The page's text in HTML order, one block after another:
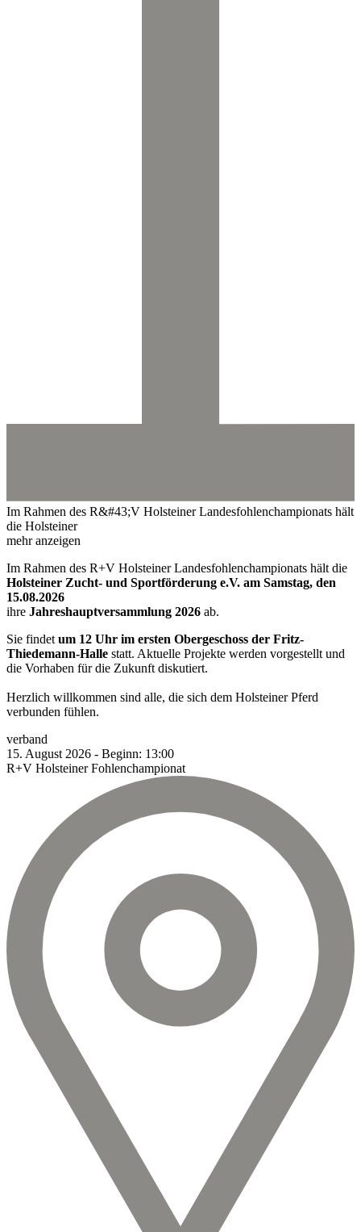
Im Rahmen des R&#43;V Holsteiner Landesfohlenchampionats hält
die Holsteiner
mehr anzeigen
Im Rahmen des R+V Holsteiner Landesfohlenchampionats hält die
Holsteiner Zucht- und Sportförderung e.V. am Samstag, den
15.08.2026
ihre Jahreshauptversammlung 2026 ab.
Sie findet um 12 Uhr im ersten Obergeschoss der Fritz-
Thiedemann-Halle statt. Aktuelle Projekte werden vorgestellt und
die Vorhaben für die Zukunft diskutiert.
Herzlich willkommen sind alle, die sich dem Holsteiner Pferd
verbunden fühlen.
verband
15. August 2026 - Beginn: 13:00
R+V Holsteiner Fohlenchampionat